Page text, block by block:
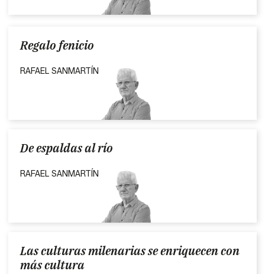
Regalo fenicio
RAFAEL SANMARTÍN
De espaldas al río
RAFAEL SANMARTÍN
Las culturas milenarias se enriquecen con
más cultura